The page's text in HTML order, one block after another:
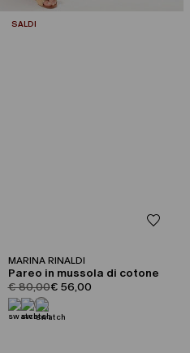
CATEGORIA:
SALDI
MARINA RINALDI
Pareo in mussola di cotone
product.price.original
€ 80,00product.price.sale
€ 56,00